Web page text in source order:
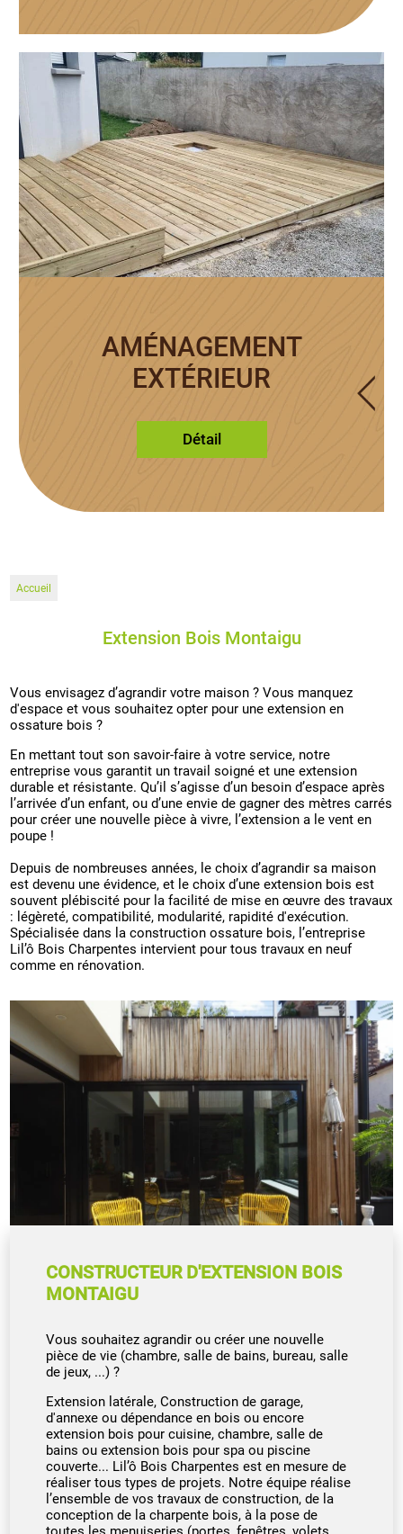
AMÉNAGEMENT
EXTÉRIEUR
Détail
Accueil
Extension Bois Montaigu
Vous envisagez d’agrandir votre maison ? Vous manquez
d'espace et vous souhaitez opter pour une extension en
ossature bois ?
En mettant tout son savoir-faire à votre service, notre
entreprise vous garantit un travail soigné et une extension
durable et résistante. Qu’il s’agisse d’un besoin d’espace après
l’arrivée d’un enfant, ou d’une envie de gagner des mètres carrés
pour créer une nouvelle pièce à vivre, l’extension a le vent en
poupe !
Depuis de nombreuses années, le choix d’agrandir sa maison
est devenu une évidence, et le choix d’une extension bois est
souvent plébiscité pour la facilité de mise en œuvre des travaux
: légèreté, compatibilité, modularité, rapidité d'exécution.
Spécialisée dans la construction ossature bois, l’entreprise
Lil’ô Bois Charpentes intervient pour tous travaux en neuf
comme en rénovation.
CONSTRUCTEUR D'EXTENSION BOIS
MONTAIGU
Vous souhaitez agrandir ou créer une nouvelle
pièce de vie (chambre, salle de bains, bureau, salle
de jeux, ...) ?
Extension latérale, Construction de garage,
d'annexe ou dépendance en bois ou encore
extension bois pour cuisine, chambre, salle de
bains ou extension bois pour spa ou piscine
couverte... Lil’ô Bois Charpentes est en mesure de
réaliser tous types de projets. Notre équipe réalise
l’ensemble de vos travaux de construction, de la
conception de la charpente bois, à la pose de